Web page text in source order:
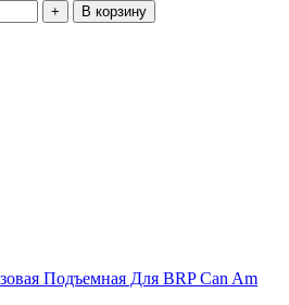
В корзину
Подъемная Для BRP Can Am